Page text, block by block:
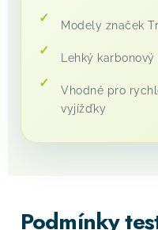
Modely značek
Lehký karbonový
Vhodné pro
vyjížďky
Podmínky